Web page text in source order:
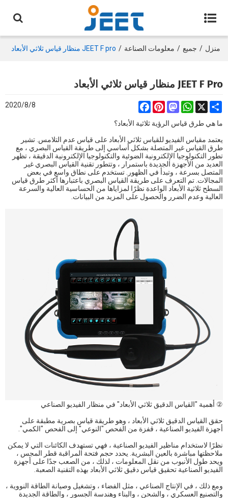
منزل / جميع / معلومات الصناعة / JEET F pro منظار قياس ثلاثي الأبعاد
JEET F Pro منظار قياس ثلاثي الأبعاد
Share
FacebookPinterest
Mastodon
WhatsApp X
2020/8/8
ما هي طرق قياس الرؤية ثلاثية الأبعاد؟
يعتمد مقياس الفيديو للقياس ثلاثي الأبعاد على قياس عدم التلامس. تشير
طرق القياس غير المتصلة بشكل أساسي إلى طريقة القياس البصري ، مع
تطور التكنولوجيا الإلكترونية الضوئية والتكنولوجيا الإلكترونية الدقيقة ، تظهر
العديد من الأجهزة الجديدة باستمرار ، وتتطور تقنية القياس البصري غير
المتصل بسرعة ، وتبدأ في الظهور. تستخدم على نطاق واسع في بعض
المجالات. تم التعرف على طريقة القياس البصري باعتبارها أكثر طرق قياس
السطح ثلاثية الأبعاد الواعدة نظرًا لمزاياها من الحساسية العالية والسرعة
العالية وعدم الضرر والحصول على المزيد من البيانات.
② أهمية "القياس الدقيق ثلاثي الأبعاد" في منظار الفيديو الصناعي
حقق القياس الدقيق ثلاثي الأبعاد ، وهو طريقة قياس بصرية مطبقة على
أجهزة الفيديو الصناعية ، قفزة من الفحص "النوعي" إلى الفحص "الكمي".
نظرًا لاستخدام مناظير الفيديو الصناعية ، فهي تستهدف الكائنات التي لا يمكن
ملاحظتها مباشرة بالعين البشرية. يحدد حجم فتحة المراقبة قطر المجس ،
ويحد طول الأنبوب من نقل المعلومات ، لذلك ، من الصعب جدًا على أجهزة
الفيديو الصناعية تحقيق قياس دقيق ثلاثي الأبعاد بهذه التقنية الصعبة.
ومع ذلك ، في الإنتاج الصناعي ، مثل الفضاء ، وتشغيل وصيانة الطاقة النووية ،
والتصنيع العسكري ، والشحن ، والبناء وهندسة الجسور ، والطاقة الجديدة